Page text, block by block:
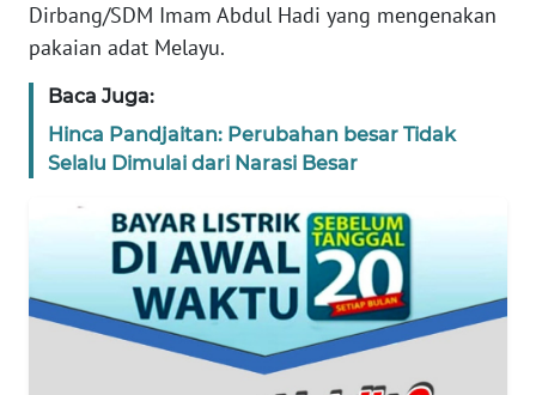
Dirbang/SDM Imam Abdul Hadi yang mengenakan
pakaian adat Melayu.
Baca Juga:
Hinca Pandjaitan: Perubahan besar Tidak
Selalu Dimulai dari Narasi Besar
WN
JABAR
WN
BANTEN
WN
KEPRI